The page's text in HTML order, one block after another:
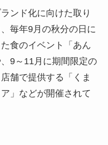
ンド化に向けた取り
毎年9月の秋分の日に
食のイベント「あん
9～11月に期間限定の
舗で提供する「くま
」などが開催されて